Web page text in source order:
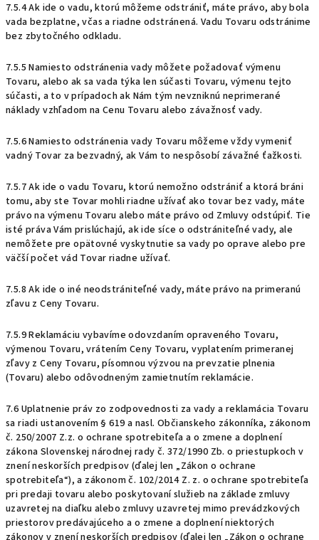
7.5.4 Ak ide o vadu, ktorú môžeme odstrániť, máte právo, aby bola
vada bezplatne, včas a riadne odstránená. Vadu Tovaru odstránime
bez zbytočného odkladu.
7.5.5 Namiesto odstránenia vady môžete požadovať výmenu
Tovaru, alebo ak sa vada týka len súčasti Tovaru, výmenu tejto
súčasti, a to v prípadoch ak Nám tým nevzniknú neprimerané
náklady vzhľadom na Cenu Tovaru alebo závažnosť vady.
7.5.6 Namiesto odstránenia vady Tovaru môžeme vždy vymeniť
vadný Tovar za bezvadný, ak Vám to nespôsobí závažné ťažkosti.
7.5.7 Ak ide o vadu Tovaru, ktorú nemožno odstrániť a ktorá bráni
tomu, aby ste Tovar mohli riadne užívať ako tovar bez vady, máte
právo na výmenu Tovaru alebo máte právo od Zmluvy odstúpiť. Tie
isté práva Vám prislúchajú, ak ide síce o odstrániteľné vady, ale
nemôžete pre opätovné vyskytnutie sa vady po oprave alebo pre
väčší počet vád Tovar riadne užívať.
7.5.8 Ak ide o iné neodstrániteľné vady, máte právo na primeranú
zľavu z Ceny Tovaru.
7.5.9 Reklamáciu vybavíme odovzdaním opraveného Tovaru,
výmenou Tovaru, vrátením Ceny Tovaru, vyplatením primeranej
zľavy z Ceny Tovaru, písomnou výzvou na prevzatie plnenia
(Tovaru) alebo odôvodneným zamietnutím reklamácie.
7.6 Uplatnenie práv zo zodpovednosti za vady a reklamácia Tovaru
sa riadi ustanovením § 619 a nasl. Občianskeho zákonníka, zákonom
č. 250/2007 Z.z. o ochrane spotrebiteľa a o zmene a doplnení
zákona Slovenskej národnej rady č. 372/1990 Zb. o priestupkoch v
znení neskorších predpisov (ďalej len „Zákon o ochrane
spotrebiteľa“), a zákonom č. 102/2014 Z. z. o ochrane spotrebiteľa
pri predaji tovaru alebo poskytovaní služieb na základe zmluvy
uzavretej na diaľku alebo zmluvy uzavretej mimo prevádzkových
priestorov predávajúceho a o zmene a doplnení niektorých
zákonov v znení neskorších predpisov (ďalej len „Zákon o ochrane